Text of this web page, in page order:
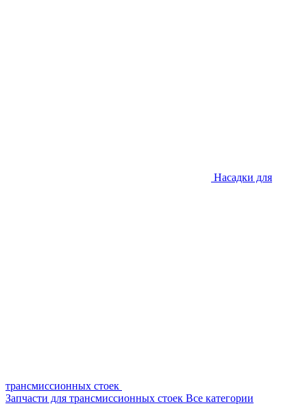
Насадки для
трансмиссионных стоек
Запчасти для трансмиссионных стоек Все категории